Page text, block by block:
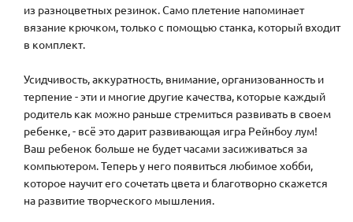
из разноцветных резинок. Само плетение напоминает
вязание крючком, только с помощью станка, который входит
в комплект.
Усидчивость, аккуратность, внимание, организованность и
терпение - эти и многие другие качества, которые каждый
родитель как можно раньше стремиться развивать в своем
ребенке, - всё это дарит развивающая игра Рейнбоу лум!
Ваш ребенок больше не будет часами засиживаться за
компьютером. Теперь у него появиться любимое хобби,
которое научит его сочетать цвета и благотворно скажется
на развитие творческого мышления.